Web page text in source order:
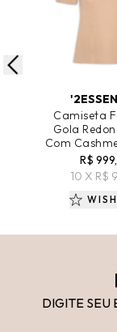
Camiseta
Gola
Com
R$
10 X R$
DIGITE SEU